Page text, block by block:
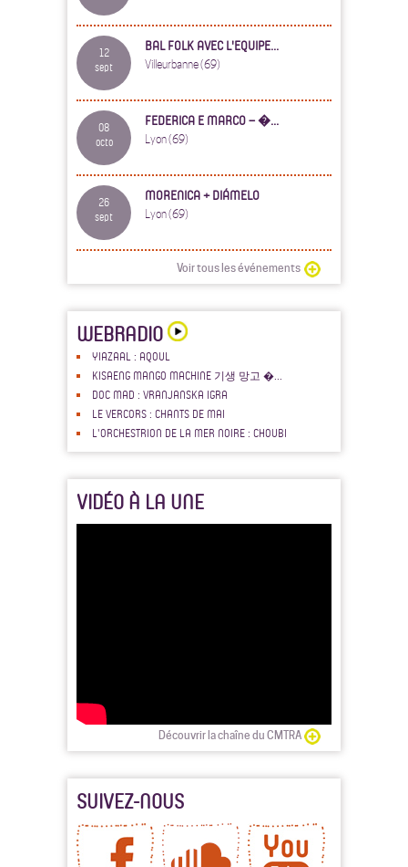
12
sept
BAL FOLK AVEC L'EQUIPE...
Villeurbanne (69)
08
octo
FEDERICA E MARCO – �...
Lyon (69)
26
sept
MORENICA + DIÁMELO
Lyon (69)
Voir tous les événements
WEBRADIO
YIAZAAL : AQOUL
KISAENG MANGO MACHINE 기생 망고 �...
DOC MAD : VRANJANSKA IGRA
LE VERCORS : CHANTS DE MAI
L'ORCHESTRION DE LA MER NOIRE : CHOUBI
VIDÉO À LA UNE
Découvrir la chaîne du CMTRA
SUIVEZ-NOUS